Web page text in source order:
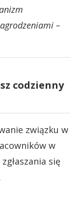
–
codzienny
związku w
w
się